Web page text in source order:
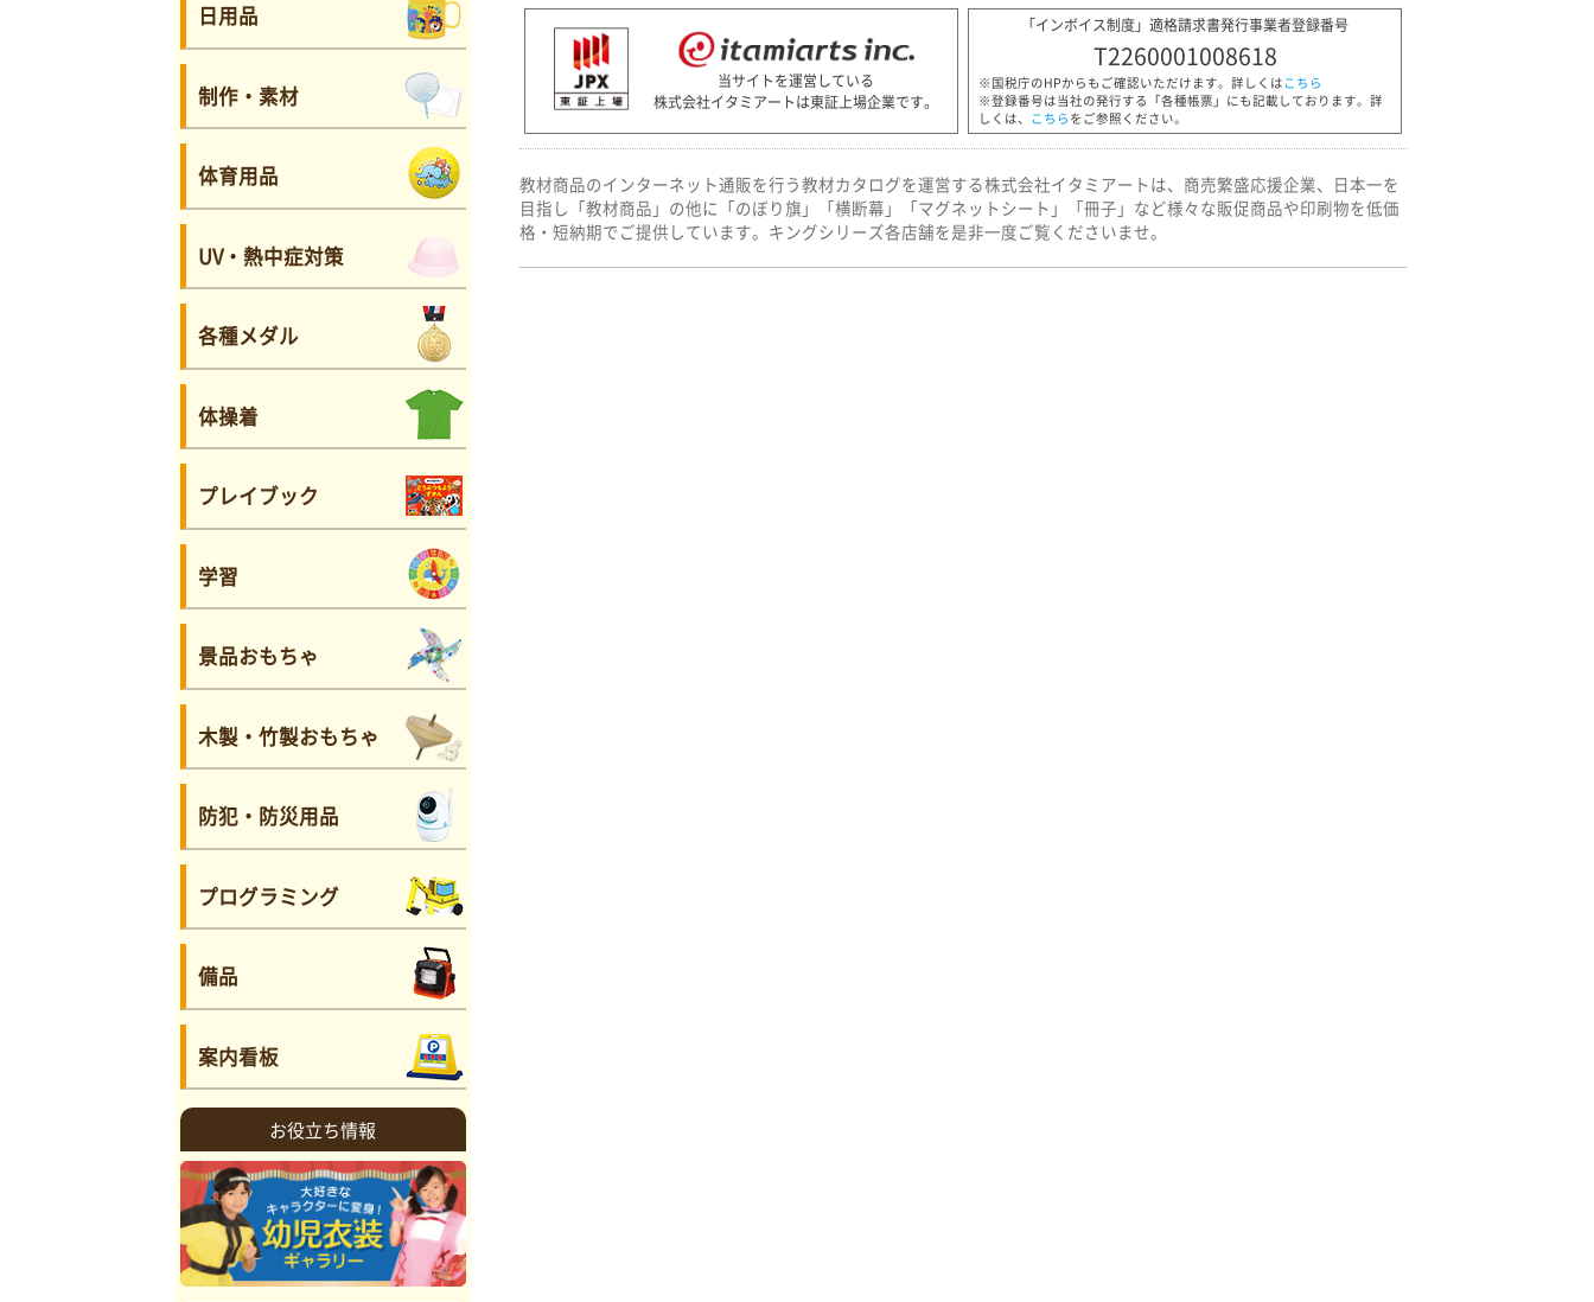
日用品
制作・素材
体育用品
UV・熱中症対策
各種メダル
体操着
プレイブック
学習
景品おもちゃ
木製・竹製おもちゃ
防犯・防災用品
プログラミング
備品
案内看板
お役立ち情報
当サイトを運営している
株式会社イタミアートは東証上場企業です。
「インボイス制度」適格請求書発行事業者登録番号
T2260001008618
※国税庁のHPからもご確認いただけます。詳しくは こちら
※登録番号は当社の発行する「各種帳票」にも記載しております。詳
しくは、
こちら をご参照ください。
教材商品のインターネット通販を行う教材カタログを運営する株式会社イタミアートは、商売繁盛応援企業、日本一を
目指し「教材商品」の他に「のぼり旗」「横断幕」「マグネットシート」「冊子」など様々な販促商品や印刷物を低価
格・短納期でご提供しています。キングシリーズ各店舗を是非一度ご覧くださいませ。